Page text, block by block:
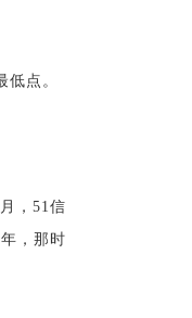
点。
，51信
，那时